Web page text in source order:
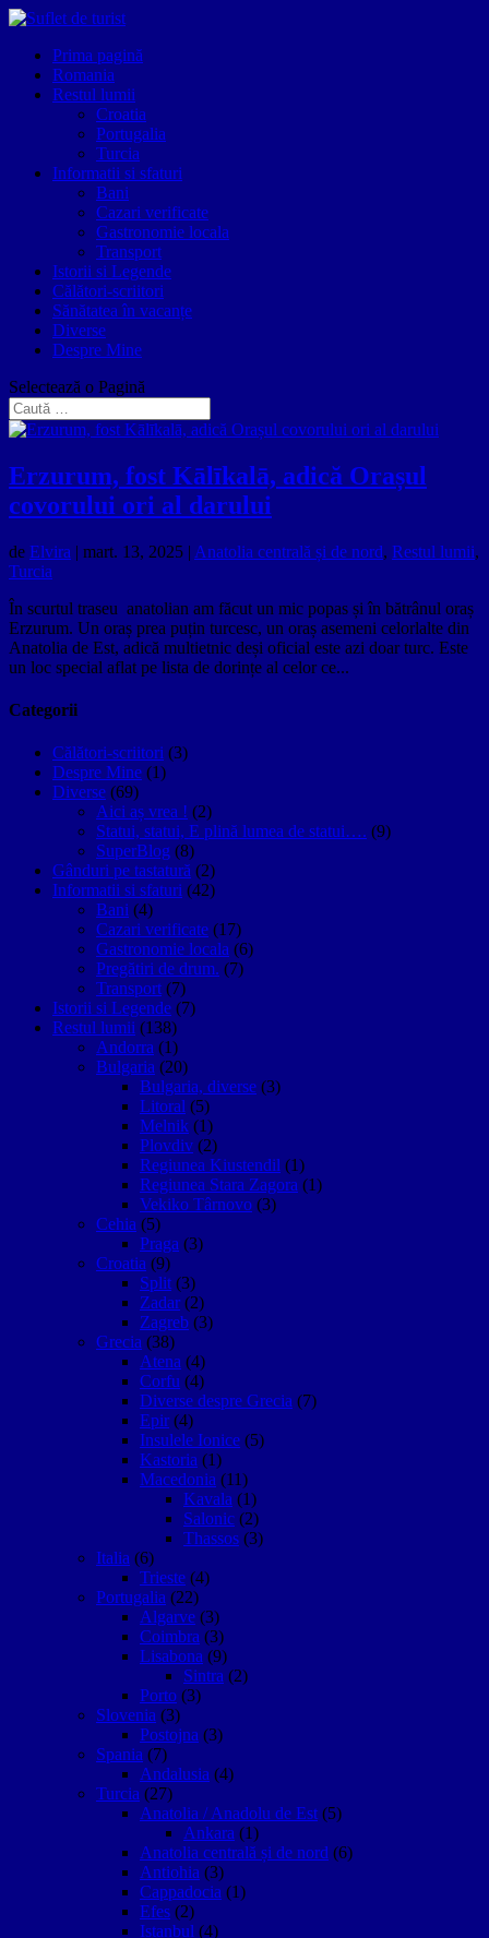
Prima pagină
Romania
Restul lumii
Croatia
Portugalia
Turcia
Informatii si sfaturi
Bani
Cazari verificate
Gastronomie locala
Transport
Istorii si Legende
Călători-scriitori
Sănătatea în vacanțe
Diverse
Despre Mine
Selectează o Pagină
Erzurum, fost Kālīkalā, adică Orașul
covorului ori al darului
de Elvira | mart. 13, 2025 | Anatolia centrală și de nord, Restul lumii,
Turcia
În scurtul traseu anatolian am făcut un mic popas și în bătrânul oraș
Erzurum. Un oraș prea puțin turcesc, un oraș asemeni celorlalte din
Anatolia de Est, adică multietnic deși oficial este azi doar turc. Este
un loc special aflat pe lista de dorințe al celor ce...
Categorii
Călători-scriitori (3)
Despre Mine (1)
Diverse (69)
Aici aș vrea ! (2)
Statui, statui, E plină lumea de statui…. (9)
SuperBlog (8)
Gânduri pe tastatură (2)
Informatii si sfaturi (42)
Bani (4)
Cazari verificate (17)
Gastronomie locala (6)
Pregătiri de drum. (7)
Transport (7)
Istorii si Legende (7)
Restul lumii (138)
Andorra (1)
Bulgaria (20)
Bulgaria, diverse (3)
Litoral (5)
Melnik (1)
Plovdiv (2)
Regiunea Kiustendil (1)
Regiunea Stara Zagora (1)
Vekiko Târnovo (3)
Cehia (5)
Praga (3)
Croatia (9)
Split (3)
Zadar (2)
Zagreb (3)
Grecia (38)
Atena (4)
Corfu (4)
Diverse despre Grecia (7)
Epir (4)
Insulele Ionice (5)
Kastoria (1)
Macedonia (11)
Kavala (1)
Salonic (2)
Thassos (3)
Italia (6)
Trieste (4)
Portugalia (22)
Algarve (3)
Coimbra (3)
Lisabona (9)
Sintra (2)
Porto (3)
Slovenia (3)
Postojna (3)
Spania (7)
Andalusia (4)
Turcia (27)
Anatolia / Anadolu de Est (5)
Ankara (1)
Anatolia centrală și de nord (6)
Antiohia (3)
Cappadocia (1)
Efes (2)
Istanbul (4)